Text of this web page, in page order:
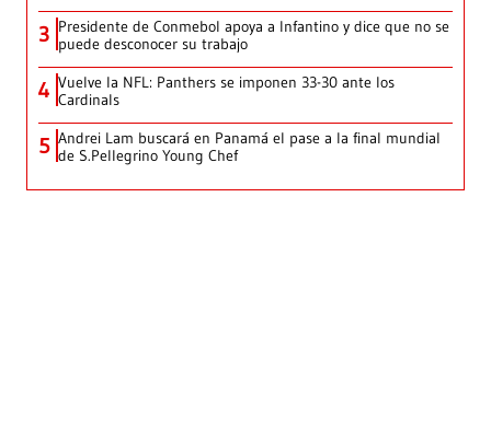
3 Presidente de Conmebol apoya a Infantino y dice que no se
puede desconocer su trabajo
4 Vuelve la NFL: Panthers se imponen 33-30 ante los
Cardinals
5 Andrei Lam buscará en Panamá el pase a la final mundial
de S.Pellegrino Young Chef